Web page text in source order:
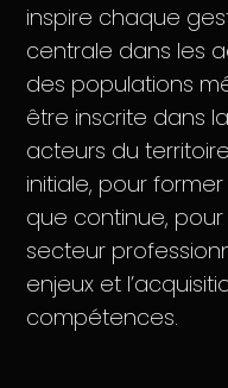
inspire chaque
centrale dans les
des populations
être inscrite dans
acteurs du
initiale, pour
que continue,
secteur
enjeux et
compétences.